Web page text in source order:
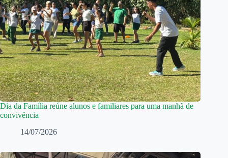
Dia da Família reúne alunos e familiares para uma manhã de
convivência
14/07/2026